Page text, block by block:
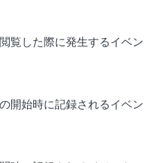
覧した際に発生するイベン
開始時に記録されるイベン